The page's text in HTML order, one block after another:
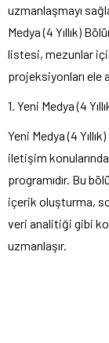
uzmanlaşmayı
Medya (4 Yıllık)
listesi, mezunlar
projeksiyonları ele
1. Yeni Medya (4
Yeni Medya (4
iletişim
programıdır. Bu
içerik oluşturma,
veri analitiği gibi
uzmanlaşır.